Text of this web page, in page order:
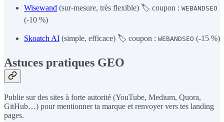
Wisewand (sur-mesure, très flexible) 🏷️ coupon : WEBANDSEO
(-10 %)
Skoatch AI (simple, efficace) 🏷️ coupon : WEBANDSEO (-15 %)
Astuces pratiques GEO
Publie sur des sites à forte autorité (YouTube, Medium, Quora,
GitHub…) pour mentionner ta marque et renvoyer vers tes landing
pages.